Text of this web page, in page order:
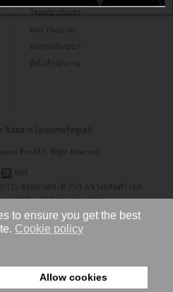
to ensure you get the best
Cookie policy
Allow cookies
โฆษณากับเรา
ผลงานอบรม
ผลงานสัมมนา
ที่ตั้งสำนักงาน
นิตยสารโอเพนซอร์สทูเดย์
Pro ALL Right Reserved.
RSS
335 ซอยบางกระดี่ 35/1 แขวงแสมดำ เขต
โทรศัพท์ 08-6304-9545